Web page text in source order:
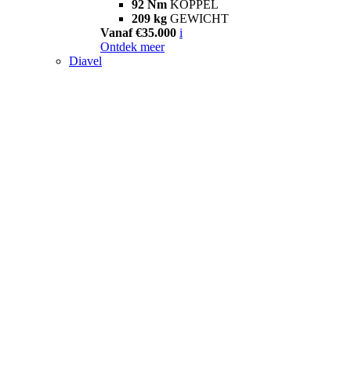
92 Nm KOPPEL
209 kg GEWICHT
Vanaf €35.000 i
Ontdek meer
Diavel